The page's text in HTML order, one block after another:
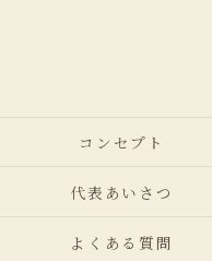
コンセプト
代表あいさつ
よくある質問